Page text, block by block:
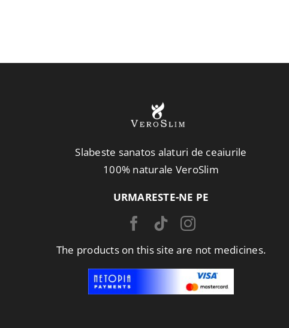
Slabeste sanatos alaturi de ceaiurile
100% naturale VeroSlim
URMARESTE-NE PE
The products on this site are not medicines.